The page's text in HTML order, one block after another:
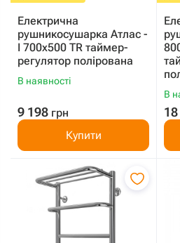
Електрична
рушникосушарка Атлас -
I 700x500 TR таймер-
регулятор полірована
В наявності
9 198 грн
Купити
В